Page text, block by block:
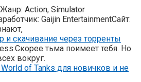
Action, Simulator
Gaijin EntertainmentСайт:
и скачивание через торренты
тьма поимеет тебя. Но
вокруг.
of Tanks для новичков и не